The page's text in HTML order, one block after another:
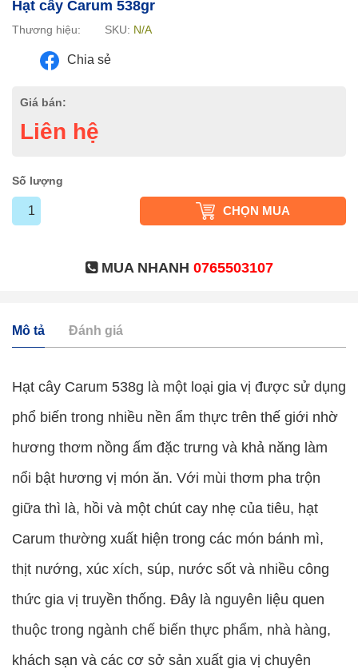
Hạt cây Carum 538gr
Thương hiệu: SKU: N/A
Chia sẻ
Giá bán:
Liên hệ
Số lượng
CHỌN MUA
MUA NHANH 0765503107
Mô tả Đánh giá
Hạt cây Carum 538g là một loại gia vị được sử dụng
phổ biến trong nhiều nền ẩm thực trên thế giới nhờ
hương thơm nồng ấm đặc trưng và khả năng làm
nổi bật hương vị món ăn. Với mùi thơm pha trộn
giữa thì là, hồi và một chút cay nhẹ của tiêu, hạt
Carum thường xuất hiện trong các món bánh mì,
thịt nướng, xúc xích, súp, nước sốt và nhiều công
thức gia vị truyền thống. Đây là nguyên liệu quen
thuộc trong ngành chế biến thực phẩm, nhà hàng,
khách sạn và các cơ sở sản xuất gia vị chuyên